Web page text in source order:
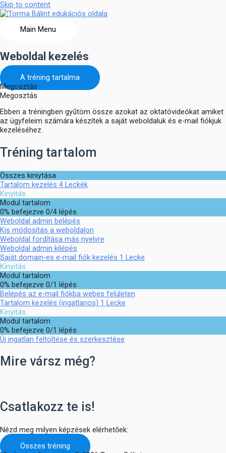
Skip to content
Main Menu
Weboldal kezelés
A tréning tartalma
Megosztás
Megosztás
Ebben a tréningben gyűtöm össze azokat az oktatóvideókat amiket
az ügyfeleim számára készítek a saját weboldaluk és e-mail fiókjuk
kezeléséhez.
Tréning tartalom
Összes kiniytása
Tartalom kezelés 4 Leckék
Kinyitás
Modul tartalom
0% befejezve 0/4 lépés
Weboldal admin belépés
Kis módosítás a weboldalon
Weboldal fordítása más nyelvre
Weboldal admin kilépés
Saját domain-es e-mail fiók kezelés 1 Lecke
Kinyitás
Modul tartalom
0% befejezve 0/1 lépés
Belépés az e-mail fiókba webes felületen
Tartalom kezelés (ingatlanos) 1 Lecke
Kinyitás
Modul tartalom
0% befejezve 0/1 lépés
Új ingatlan feltöltése és szerkesztése
Mire vársz még?
Csatlakozz te is!
Nézd meg milyen képzések elérhetőek:
Összes tréning